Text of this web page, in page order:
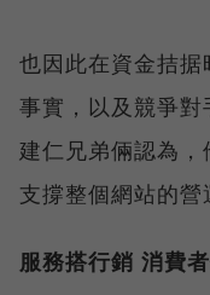
也因此在資金拮
事實，以及競爭
建仁兄弟倆認為
支撐整個網站的營
服務搭行銷 消費